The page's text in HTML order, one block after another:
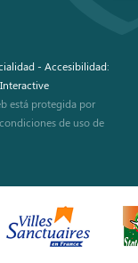
- Accesibilidad:
Interactive
está protegida por
condiciones de usode